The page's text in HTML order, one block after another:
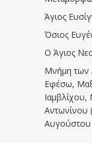
Άγιος
Όσιος
Ο Άγιος
Μνήμη των
Eφέσω,
Iαμβλίχου,
Aντωνίνου
Αυγούστου